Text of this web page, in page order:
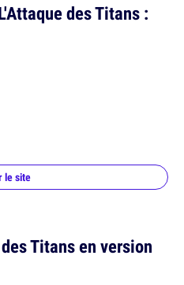
des Titans :
le site
Titans en version